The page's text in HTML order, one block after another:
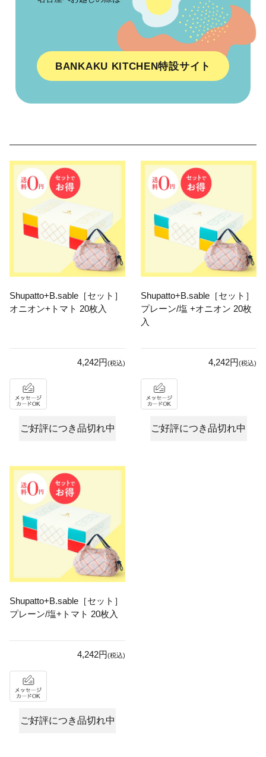
BANKAKU KITCHEN特設サイト
Shupatto+B.sable［セット］
オニオン+トマト 20枚入
4,242円(税込)
ご好評につき品切れ中
Shupatto+B.sable［セット］
プレーン/塩 +オニオン 20枚
入
4,242円(税込)
ご好評につき品切れ中
Shupatto+B.sable［セット］
プレーン/塩+トマト 20枚入
4,242円(税込)
ご好評につき品切れ中